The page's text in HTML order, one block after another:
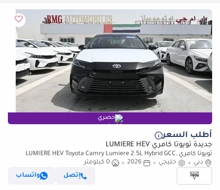
حصري
أطلب السعر
جديدة تويوتا كامري LUMIERE HEV
تويوتا كامري LUMIERE HEV Toyota Camry Lumiere 2.5L Hybrid GCC,
Model 2026, Color Black
دبي خليجي 2026
0 كيلومتر
إتصل
واتساب